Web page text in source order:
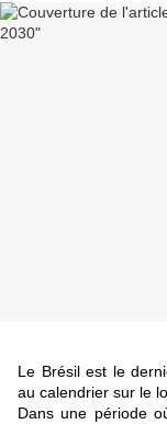
Le Brésil est le
au calendrier sur le
Dans une période